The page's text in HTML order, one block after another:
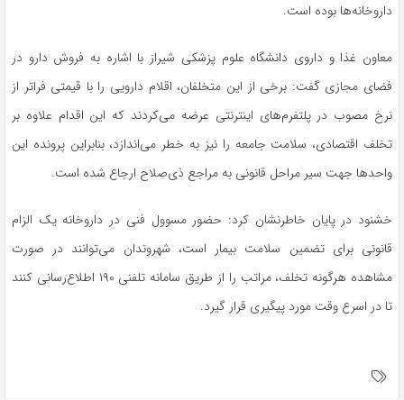
داروخانه‌ها بوده است.
معاون غذا و داروی دانشگاه علوم پزشکی شیراز با اشاره به فروش دارو در
فضای مجازی گفت: برخی از این متخلفان، اقلام دارویی را با قیمتی فراتر از
نرخ مصوب در پلتفرم‌های اینترنتی عرضه می‌کردند که این اقدام علاوه بر
تخلف اقتصادی، سلامت جامعه را نیز به خطر می‌اندازد، بنابراین پرونده این
واحدها جهت سیر مراحل قانونی به مراجع ذی‌صلاح ارجاع شده است.
خشنود در پایان خاطرنشان کرد: حضور مسوول فنی در داروخانه یک الزام
قانونی برای تضمین سلامت بیمار است، شهروندان می‌توانند در صورت
مشاهده هرگونه تخلف، مراتب را از طریق سامانه تلفنی ۱۹۰ اطلاع‌رسانی کنند
تا در اسرع وقت مورد پیگیری قرار گیرد.